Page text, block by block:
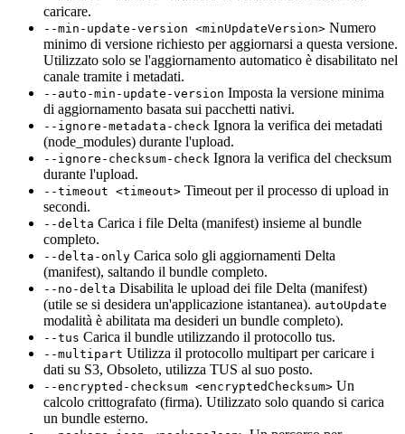
caricare.
--min-update-version <minUpdateVersion> Numero
minimo di versione richiesto per aggiornarsi a questa versione.
Utilizzato solo se l'aggiornamento automatico è disabilitato nel
canale tramite i metadati.
--auto-min-update-version Imposta la versione minima
di aggiornamento basata sui pacchetti nativi.
--ignore-metadata-check Ignora la verifica dei metadati
(node_modules) durante l'upload.
--ignore-checksum-check Ignora la verifica del checksum
durante l'upload.
--timeout <timeout> Timeout per il processo di upload in
secondi.
--delta Carica i file Delta (manifest) insieme al bundle
completo.
--delta-only Carica solo gli aggiornamenti Delta
(manifest), saltando il bundle completo.
--no-delta Disabilita le upload dei file Delta (manifest)
(utile se si desidera un'applicazione istantanea). autoUpdate
modalità è abilitata ma desideri un bundle completo).
--tus Carica il bundle utilizzando il protocollo tus.
--multipart Utilizza il protocollo multipart per caricare i
dati su S3, Obsoleto, utilizza TUS al suo posto.
--encrypted-checksum <encryptedChecksum> Un
calcolo crittografato (firma). Utilizzato solo quando si carica
un bundle esterno.